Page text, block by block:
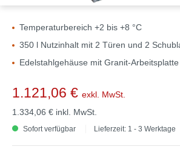
Temperaturbereich +2 bis +8 °C
350 l Nutzinhalt mit 2 Türen und 2
Edelstahlgehäuse mit Granit-Arbeitsplatte
1.121,06 € exkl. MwSt.
1.334,06 € inkl. MwSt.
Sofort verfügbar Lieferzeit: 1 - 3 Werktage